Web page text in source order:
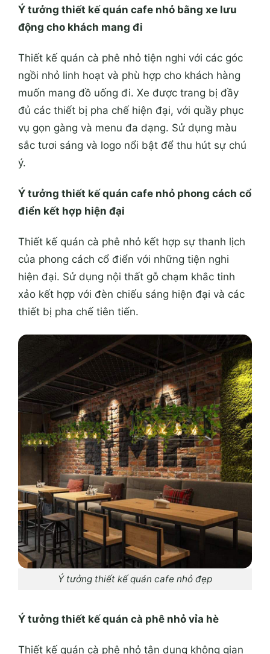
Ý tưởng thiết kế quán cafe nhỏ bằng xe lưu
động cho khách mang đi
Thiết kế quán cà phê nhỏ tiện nghi với các góc
ngồi nhỏ linh hoạt và phù hợp cho khách hàng
muốn mang đồ uống đi. Xe được trang bị đầy
đủ các thiết bị pha chế hiện đại, với quầy phục
vụ gọn gàng và menu đa dạng. Sử dụng màu
sắc tươi sáng và logo nổi bật để thu hút sự chú
ý.
Ý tưởng thiết kế quán cafe nhỏ phong cách cổ
điển kết hợp hiện đại
Thiết kế quán cà phê nhỏ kết hợp sự thanh lịch
của phong cách cổ điển với những tiện nghi
hiện đại. Sử dụng nội thất gỗ chạm khắc tinh
xảo kết hợp với đèn chiếu sáng hiện đại và các
thiết bị pha chế tiên tiến.
Ý tưởng thiết kế quán cafe nhỏ đẹp
Ý tưởng thiết kế quán cà phê nhỏ vỉa hè
Thiết kế quán cà phê nhỏ tận dụng không gian